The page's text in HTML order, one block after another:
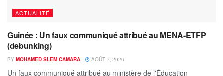
ACTUALITÉ
Guinée : Un faux communiqué attribué au MENA-ETFP
(debunking)
BY MOHAMED SLEM CAMARA AOÛT 7, 2026
Un faux communiqué attribué au ministère de l'Éducation